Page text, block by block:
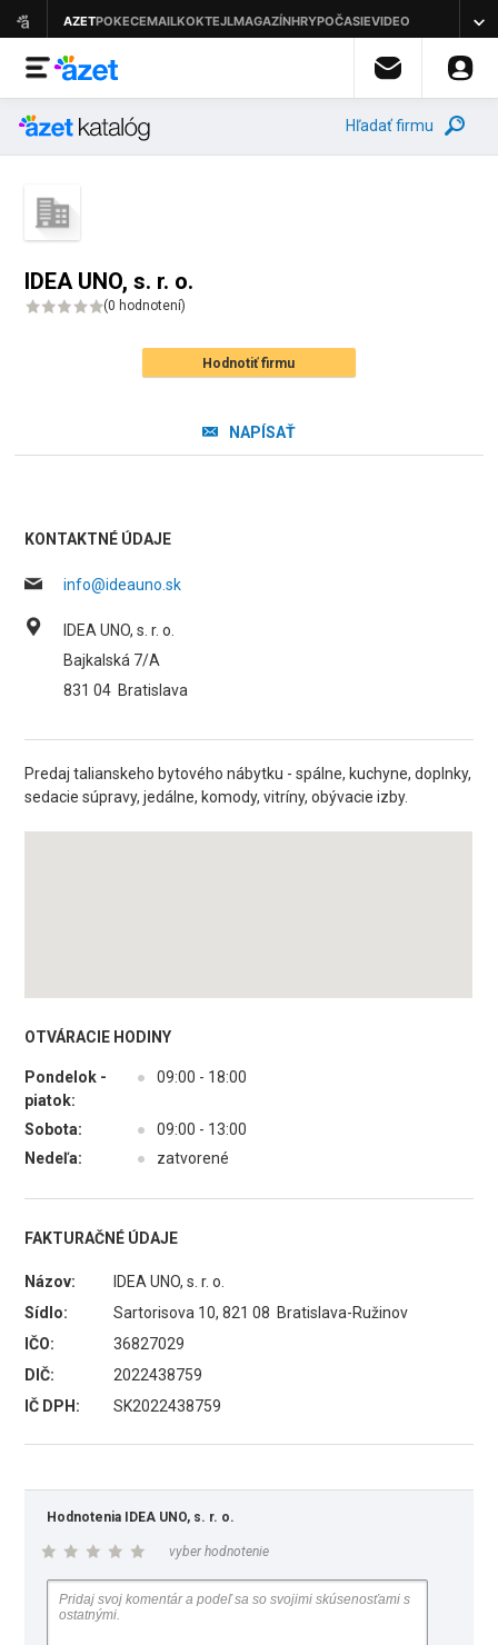
Hľadať firmu
IDEA UNO, s. r. o.
(0 hodnotení)
Hodnotiť firmu
NAPÍSAŤ
KONTAKTNÉ ÚDAJE
info@ideauno.sk
IDEA UNO, s. r. o.
Bajkalská 7/A
831 04 Bratislava
Predaj talianskeho bytového nábytku - spálne, kuchyne, doplnky,
sedacie súpravy, jedálne, komody, vitríny, obývacie izby.
OTVÁRACIE HODINY
Pondelok -
piatok:
● 09:00 - 18:00
Sobota: ●
09:00 - 13:00
Nedeľa:
● zatvorené
FAKTURAČNÉ ÚDAJE
Názov:
IDEA UNO, s. r. o.
Sídlo:
Sartorisova 10, 821 08 Bratislava-Ružinov
IČO:
36827029
DIČ:
2022438759
IČ DPH:
SK2022438759
Hodnotenia IDEA UNO, s. r. o.
vyber hodnotenie